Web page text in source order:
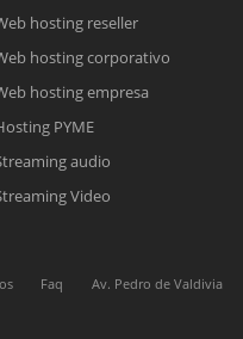
electrónico con el enlace a
online.
línea. Complete el formulario
hosting reseller
hosting corporativo
hosting empresa
PYME
audio
Video
Faq
Av. Pedro de Valdivia